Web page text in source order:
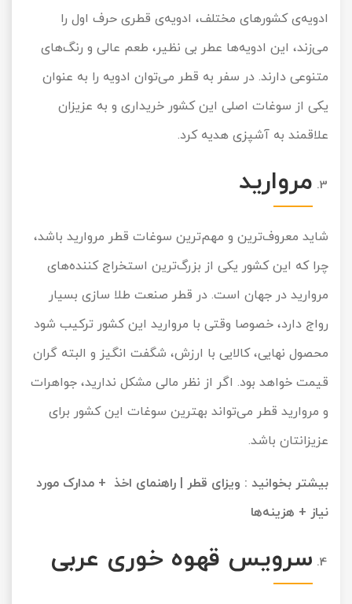
ادویه‌ی کشورهای مختلف، ادویه‌ی قطری حرف اول را
می‌زند، این ادویه‌ها عطر بی نظیر، طعم عالی و رنگ‌های
متنوعی دارند. در سفر به قطر می‌توان ادویه را به عنوان
یکی از سوغات اصلی این کشور خریداری و به عزیزان
علاقمند به آشپزی هدیه کرد.
مروارید
شاید معروف‌ترین و مهم‌ترین سوغات قطر مروارید باشد،
چرا که این کشور یکی از بزرگ‌ترین استخراج‌ کننده‌های
مروارید در جهان است. در قطر صنعت طلا سازی بسیار
رواج دارد، خصوصا وقتی با مروارید این کشور ترکیب شود
محصول نهایی، کالایی با ارزش، شگفت انگیز و البته گران
قیمت خواهد بود. اگر از نظر مالی مشکل ندارید، جواهرات
و مروارید قطر می‌تواند بهترین سوغات این کشور برای
عزیزانتان باشد.
بیشتر بخوانید : ویزای قطر | راهنمای اخذ + مدارک مورد
نیاز + هزینه‌ها
سرویس قهوه خوری عربی